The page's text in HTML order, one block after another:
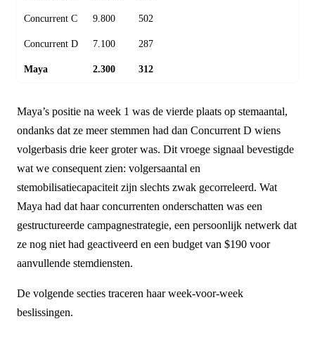
Concurrent C 9.800 502
Concurrent D 7.100 287
Maya 2.300 312
Maya’s positie na week 1 was de vierde plaats op stemaantal,
ondanks dat ze meer stemmen had dan Concurrent D wiens
volgerbasis drie keer groter was. Dit vroege signaal bevestigde
wat we consequent zien: volgersaantal en
stemobilisatiecapaciteit zijn slechts zwak gecorreleerd. Wat
Maya had dat haar concurrenten onderschatten was een
gestructureerde campagnestrategie, een persoonlijk netwerk dat
ze nog niet had geactiveerd en een budget van $190 voor
aanvullende stemdiensten.
De volgende secties traceren haar week-voor-week
beslissingen.